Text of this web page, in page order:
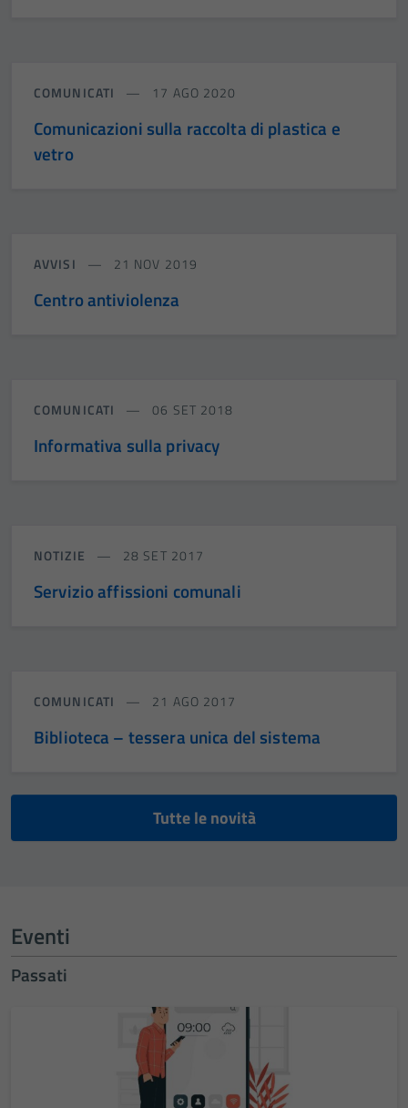
COMUNICATI 17 AGO 2020
Comunicazioni sulla raccolta di plastica e
vetro
AVVISI 21 NOV 2019
Centro antiviolenza
COMUNICATI 06 SET 2018
Informativa sulla privacy
NOTIZIE 28 SET 2017
Servizio affissioni comunali
COMUNICATI 21 AGO 2017
Biblioteca – tessera unica del sistema
Tutte le novità
Eventi
Passati